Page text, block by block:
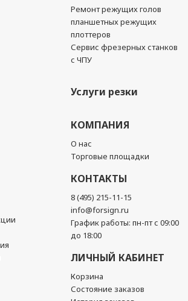
Ремонт режущих голов
планшетных режущих
плоттеров
Сервис фрезерных станков
с ЧПУ
Услуги резки
КОМПАНИЯ
О нас
Торговые площадки
КОНТАКТЫ
8 (495) 215-11-15
info@forsign.ru
График работы: пн-пт с 09:00
до 18:00
ЛИЧНЫЙ КАБИНЕТ
Корзина
Состояние заказов